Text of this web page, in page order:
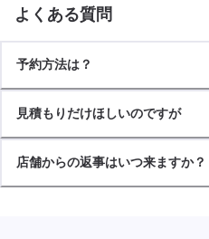
よくある質問
予約方法は？
見積もりだけほしいのですが
店舗からの返事はいつ来ますか？